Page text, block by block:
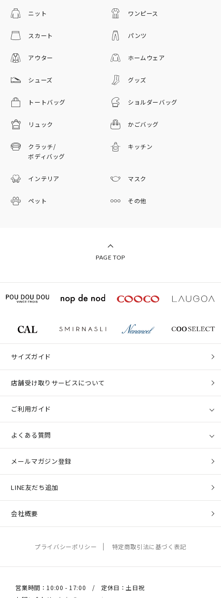
ニット ワンピース
スカート パンツ
アウター ホームウェア
シューズ グッズ
トートバッグ ショルダーバッグ
リュック かごバッグ
クラッチ/
ボディバッグ
キッチン
インテリア マスク
ペット その他
PAGE TOP
サイズガイド
店舗受け取りサービスについて
ご利用ガイド
よくある質問
メールマガジン登録
LINE友だち追加
会社概要
プライバシーポリシー 特定商取引法に基づく表記
営業時間：10:00 - 17:00 / 定休日：土日祝